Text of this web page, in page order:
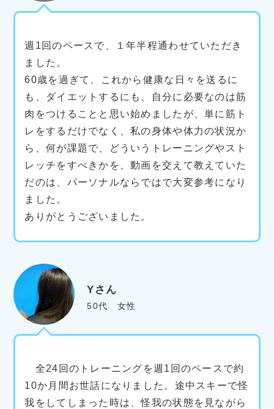
週1回のペースで、１年半程通わせていただき
ました。
60歳を過ぎて、これから健康な日々を送るに
も、ダイエットするにも、自分に必要なのは筋
肉をつけることと思い始めましたが、単に筋ト
レをするだけでなく、私の身体や体力の状況か
ら、何が課題で、どういうトレーニングやスト
レッチをすべきかを、動画を交えて教えていた
だのは、パーソナルならではで大変参考になり
ました。
ありがとうございました。
Yさん
50代 女性
全24回のトレーニングを週1回のペースで約
10か月間お世話になりました。途中スキーで怪
我をしてしまった時は、怪我の状態を見ながら